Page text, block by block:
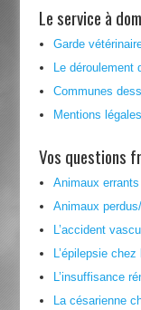
Le service à
Garde
Le déroulement
Communes
Mentions
Vos questions
Animaux
Animaux
L’accident
L’épilepsie
L’insuffisance
La césarienne